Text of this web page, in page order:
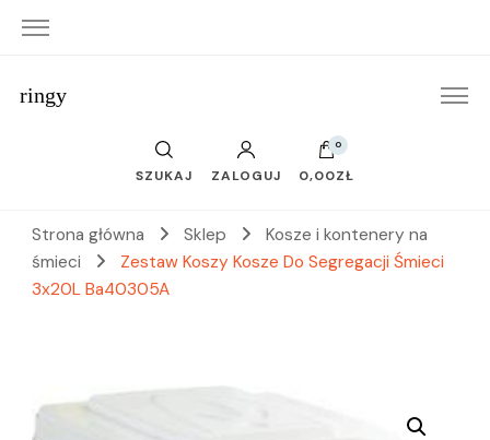
ringy
SZUKAJ ZALOGUJ
0
0,00ZŁ
Strona główna Sklep
Kosze i kontenery na
śmieci
Zestaw Koszy Kosze Do Segregacji Śmieci
3x20L Ba40305A